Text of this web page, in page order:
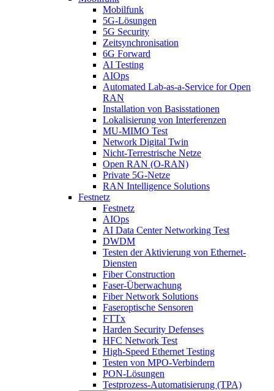
Mobilfunk
5G-Lösungen
5G Security
Zeitsynchronisation
6G Forward
AI Testing
AIOps
Automated Lab-as-a-Service for Open
RAN
Installation von Basisstationen
Lokalisierung von Interferenzen
MU-MIMO Test
Network Digital Twin
Nicht-Terrestrische Netze
Open RAN (O-RAN)
Private 5G-Netze
RAN Intelligence Solutions
Festnetz
Festnetz
AIOps
AI Data Center Networking Test
DWDM
Testen der Aktivierung von Ethernet-
Diensten
Fiber Construction
Faser-Überwachung
Fiber Network Solutions
Faseroptische Sensoren
FTTx
Harden Security Defenses
HFC Network Test
High-Speed Ethernet Testing
Testen von MPO-Verbindern
PON-Lösungen
Testprozess-Automatisierung (TPA)